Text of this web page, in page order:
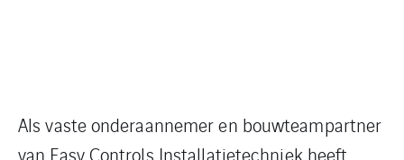
Als vaste onderaannemer en bouwteampartner
van Easy Controls Installatietechniek heeft